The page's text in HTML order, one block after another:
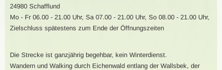
24980 Schafflund
Mo - Fr 06.00 - 21.00 Uhr, Sa 07.00 - 21.00 Uhr, So 08.00 - 21.00 Uhr,
Zielschluss spätestens zum Ende der Öffnungszeiten
Die Strecke ist ganzjährig begehbar, kein Winterdienst.
Wandern und Walking durch Eichenwald entlang der Wallsbek, der